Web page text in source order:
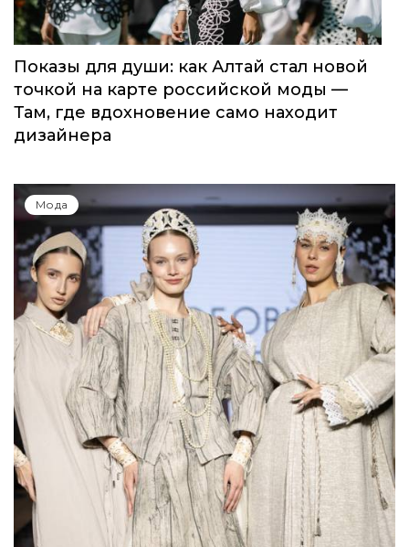
Показы для души: как Алтай стал новой
точкой на карте российской моды —
Там, где вдохновение само находит
дизайнера
Мода